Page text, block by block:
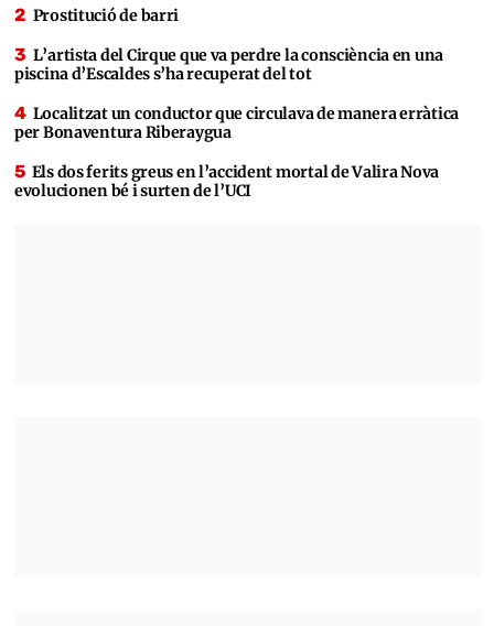
Prostitució de barri
L’artista del Cirque que va perdre la consciència en una
piscina d’Escaldes s’ha recuperat del tot
Localitzat un conductor que circulava de manera erràtica
per Bonaventura Riberaygua
Els dos ferits greus en l’accident mortal de Valira Nova
evolucionen bé i surten de l’UCI